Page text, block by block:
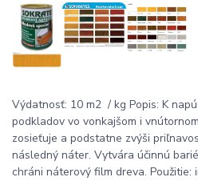
Výdatnosť: 10 m2 / kg Popis: K
podkladov vo vonkajšom i
zosieťuje a podstatne zvýši
následný náter. Vytvára účinnú
chráni náterový film dreva. Použitie: